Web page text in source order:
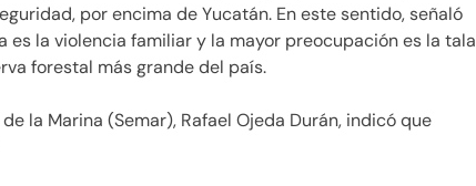
por encima de Yucatán. En este sentido, señaló
la violencia familiar y la mayor preocupación es la tala
forestal más grande del país.
la Marina (Semar), Rafael Ojeda Durán, indicó que